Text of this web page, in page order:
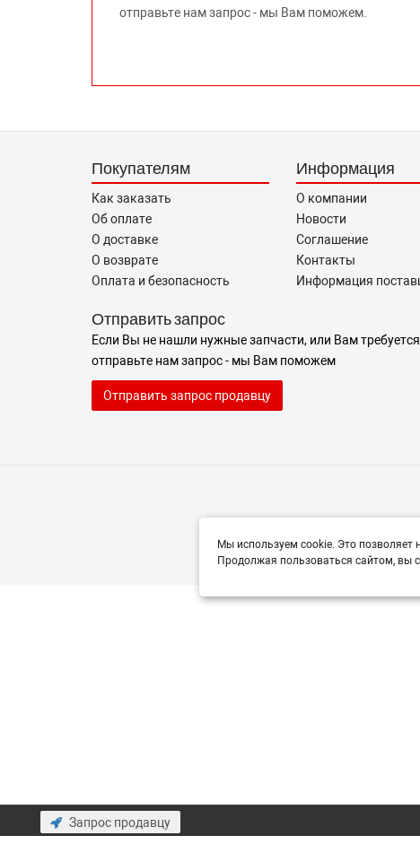
отправьте нам запрос - мы Вам поможем.
Покупателям
Как заказать
Об оплате
О доставке
О возврате
Оплата и безопасность
Информация
О компании
Новости
Соглашение
Контакты
Информация
Отправить запрос
Если Вы не нашли нужные запчасти, или Вам
отправьте нам запрос - мы Вам поможем
Отправить запрос продавцу
Мы используем cookie. Это позволяет
Продолжая пользоваться сайтом, вы
Запрос продавцу